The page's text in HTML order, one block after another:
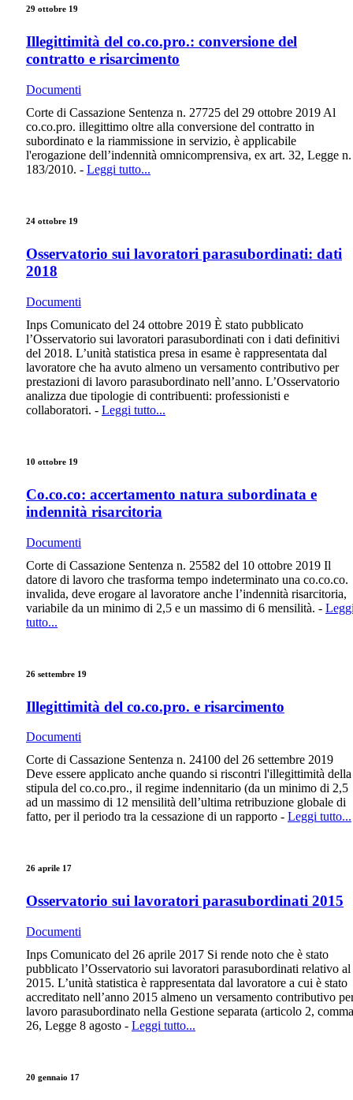
29 ottobre 19
Illegittimità del co.co.pro.: conversione del
contratto e risarcimento
Documenti
Corte di Cassazione Sentenza n. 27725 del 29 ottobre 2019 Al
co.co.pro. illegittimo oltre alla conversione del contratto in
subordinato e la riammissione in servizio, è applicabile
l'erogazione dell’indennità omnicomprensiva, ex art. 32, Legge n.
183/2010. - Leggi tutto...
24 ottobre 19
Osservatorio sui lavoratori parasubordinati: dati
2018
Documenti
Inps Comunicato del 24 ottobre 2019 È stato pubblicato
l’Osservatorio sui lavoratori parasubordinati con i dati definitivi
del 2018. L’unità statistica presa in esame è rappresentata dal
lavoratore che ha avuto almeno un versamento contributivo per
prestazioni di lavoro parasubordinato nell’anno. L’Osservatorio
analizza due tipologie di contribuenti: professionisti e
collaboratori. - Leggi tutto...
10 ottobre 19
Co.co.co: accertamento natura subordinata e
indennità risarcitoria
Documenti
Corte di Cassazione Sentenza n. 25582 del 10 ottobre 2019 Il
datore di lavoro che trasforma tempo indeterminato una co.co.co.
invalida, deve erogare al lavoratore anche l’indennità risarcitoria,
variabile da un minimo di 2,5 e un massimo di 6 mensilità. -
tutto...
26 settembre 19
Illegittimità del co.co.pro. e risarcimento
Documenti
Corte di Cassazione Sentenza n. 24100 del 26 settembre 2019
Deve essere applicato anche quando si riscontri l'illegittimità della
stipula del co.co.pro., il regime indennitario (da un minimo di 2,5
ad un massimo di 12 mensilità dell’ultima retribuzione globale di
fatto, per il periodo tra la cessazione di un rapporto - Leggi tutto...
26 aprile 17
Osservatorio sui lavoratori parasubordinati 2015
Documenti
Inps Comunicato del 26 aprile 2017 Si rende noto che è stato
pubblicato l’Osservatorio sui lavoratori parasubordinati relativo al
2015. L’unità statistica è rappresentata dal lavoratore a cui è stato
accreditato nell’anno 2015 almeno un versamento contributivo
lavoro parasubordinato nella Gestione separata (articolo 2, comma
26, Legge 8 agosto - Leggi tutto...
20 gennaio 17